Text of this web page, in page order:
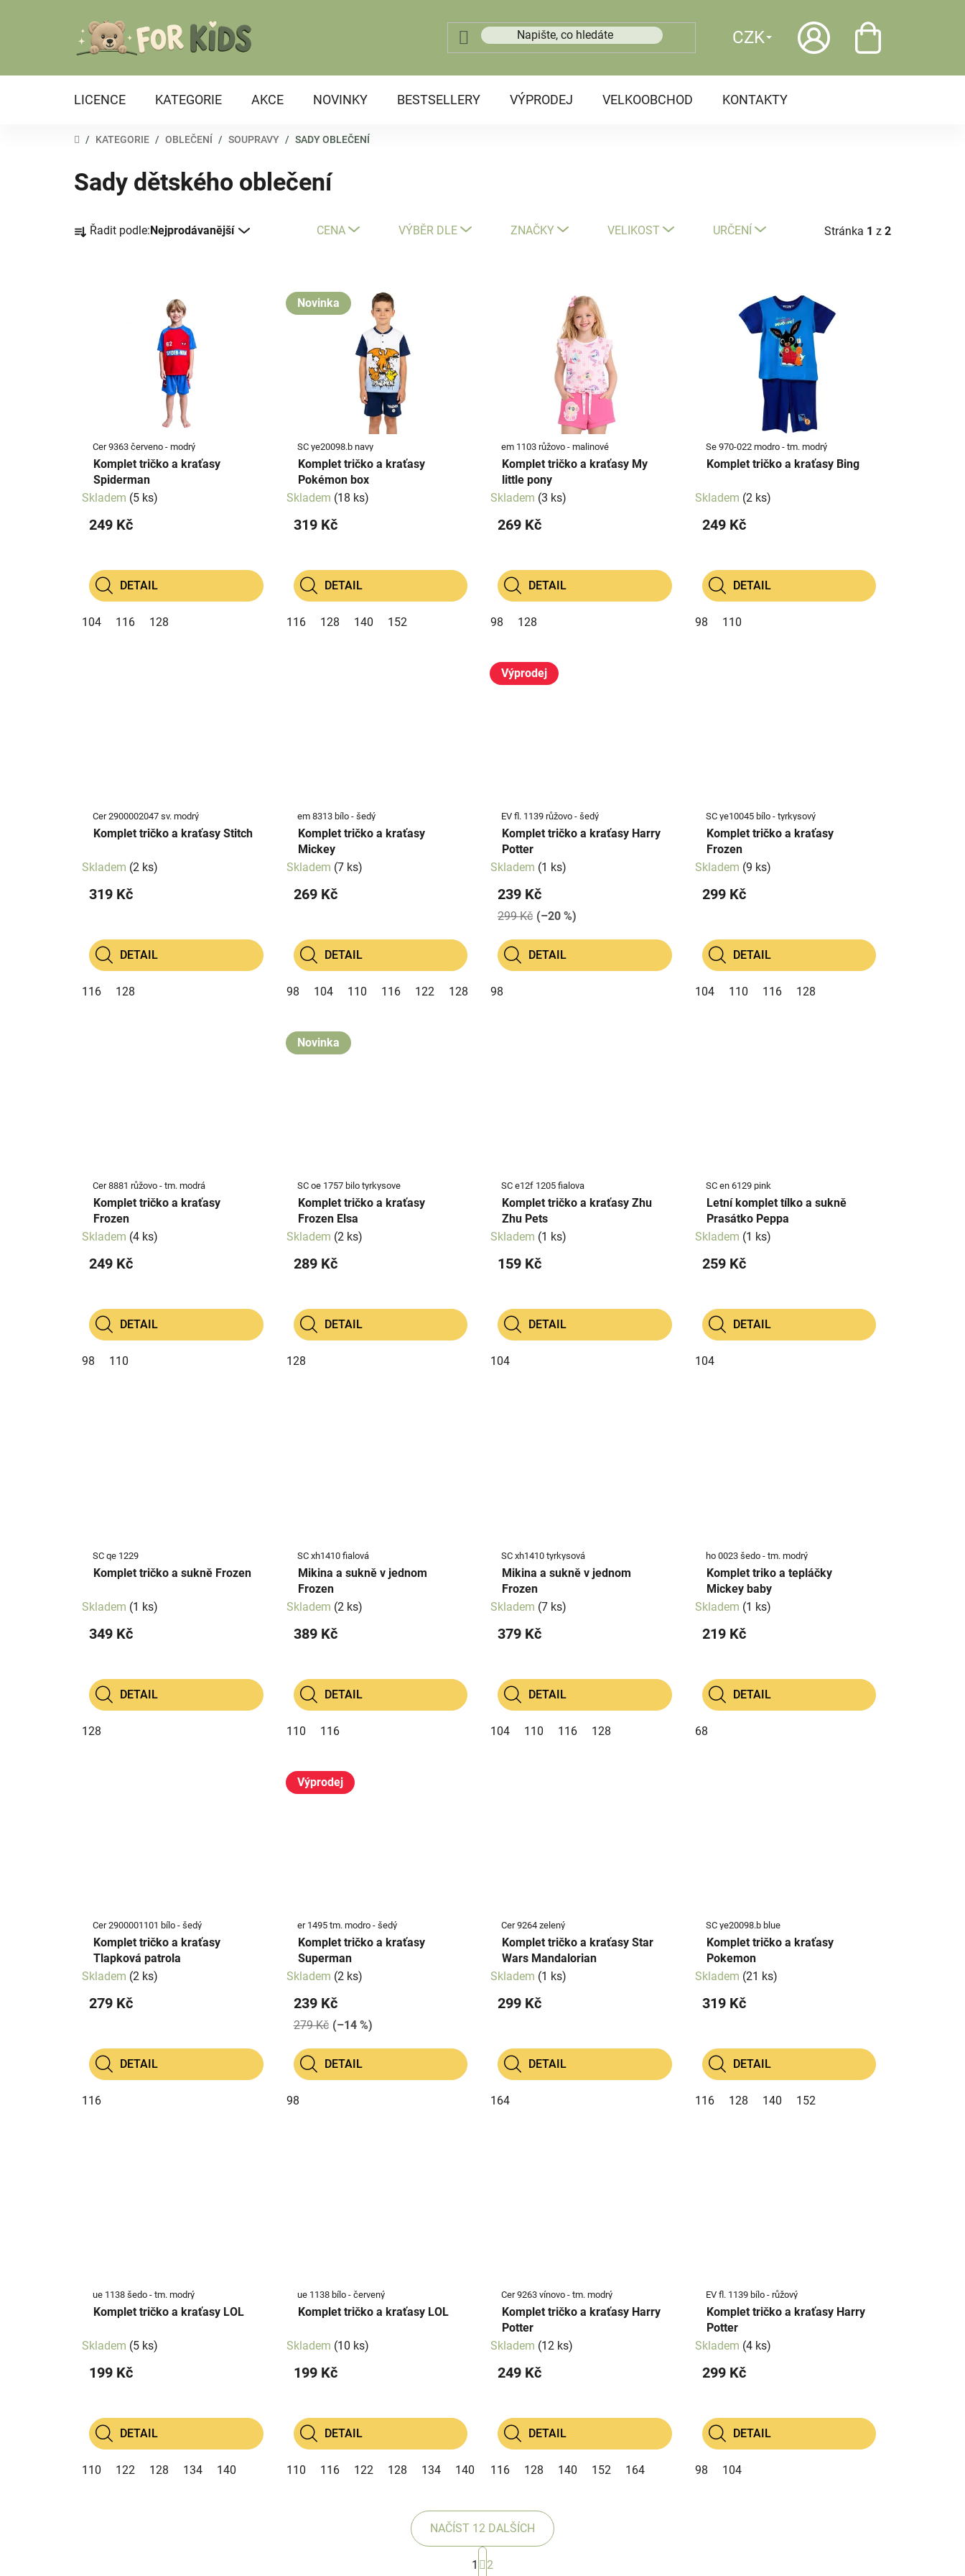
CZK
LICENCE KATEGORIE AKCE NOVINKY BESTSELLERY VÝPRODEJ VELKOOBCHOD KONTAKTY
DOMŮ
/ KATEGORIE / OBLEČENÍ / SOUPRAVY / SADY OBLEČENÍ
Sady dětského oblečení
Stránka 1 z 2
a
Řadit podle: Nejprodávanější CENA VÝBĚR DLE ZNAČKY VELIKOST URČENÍ
Cer 9363 červeno - modrý
Komplet tričko a kraťasy
Spiderman
Skladem (5 ks)
249 Kč
DETAIL
104 116 128
Novinka
SC ye20098.b navy
Komplet tričko a kraťasy
Pokémon box
Skladem (18 ks)
319 Kč
DETAIL
116 128 140 152
em 1103 růžovo - malinové
Komplet tričko a kraťasy My
little pony
Skladem (3 ks)
269 Kč
DETAIL
98 128
Se 970-022 modro - tm. modrý
Komplet tričko a kraťasy Bing
Skladem (2 ks)
249 Kč
DETAIL
98 110
Cer 2900002047 sv. modrý
Komplet tričko a kraťasy Stitch
Skladem (2 ks)
319 Kč
DETAIL
116 128
em 8313 bílo - šedý
Komplet tričko a kraťasy
Mickey
Skladem (7 ks)
269 Kč
DETAIL
98 104 110 116 122 128
Výprodej
EV fl. 1139 růžovo - šedý
Komplet tričko a kraťasy Harry
Potter
Skladem (1 ks)
239 Kč
299 Kč (–20 %)
DETAIL
98
SC ye10045 bílo - tyrkysový
Komplet tričko a kraťasy
Frozen
Skladem (9 ks)
299 Kč
DETAIL
104 110 116 128
Cer 8881 růžovo - tm. modrá
Komplet tričko a kraťasy
Frozen
Skladem (4 ks)
249 Kč
DETAIL
98 110
Novinka
SC oe 1757 bilo tyrkysove
Komplet tričko a kraťasy
Frozen Elsa
Skladem (2 ks)
289 Kč
DETAIL
128
SC e12f 1205 fialova
Komplet tričko a kraťasy Zhu
Zhu Pets
Skladem (1 ks)
159 Kč
DETAIL
104
SC en 6129 pink
Letní komplet tílko a sukně
Prasátko Peppa
Skladem (1 ks)
259 Kč
DETAIL
104
SC qe 1229
Komplet tričko a sukně Frozen
Skladem (1 ks)
349 Kč
DETAIL
128
SC xh1410 fialová
Mikina a sukně v jednom
Frozen
Skladem (2 ks)
389 Kč
DETAIL
110 116
SC xh1410 tyrkysová
Mikina a sukně v jednom
Frozen
Skladem (7 ks)
379 Kč
DETAIL
104 110 116 128
ho 0023 šedo - tm. modrý
Komplet triko a tepláčky
Mickey baby
Skladem (1 ks)
219 Kč
DETAIL
68
Cer 2900001101 bílo - šedý
Komplet tričko a kraťasy
Tlapková patrola
Skladem (2 ks)
279 Kč
DETAIL
116
Výprodej
er 1495 tm. modro - šedý
Komplet tričko a kraťasy
Superman
Skladem (2 ks)
239 Kč
279 Kč (–14 %)
DETAIL
98
Cer 9264 zelený
Komplet tričko a kraťasy Star
Wars Mandalorian
Skladem (1 ks)
299 Kč
DETAIL
164
SC ye20098.b blue
Komplet tričko a kraťasy
Pokemon
Skladem (21 ks)
319 Kč
DETAIL
116 128 140 152
ue 1138 šedo - tm. modrý
Komplet tričko a kraťasy LOL
Skladem (5 ks)
199 Kč
DETAIL
110 122 128 134 140
ue 1138 bílo - červený
Komplet tričko a kraťasy LOL
Skladem (10 ks)
199 Kč
DETAIL
110 116 122 128 134 140
Cer 9263 vínovo - tm. modrý
Komplet tričko a kraťasy Harry
Potter
Skladem (12 ks)
249 Kč
DETAIL
116 128 140 152 164
EV fl. 1139 bílo - růžový
Komplet tričko a kraťasy Harry
Potter
Skladem (4 ks)
299 Kč
DETAIL
98 104
O
NAČÍST 12 DALŠÍCH
S
t
1 2